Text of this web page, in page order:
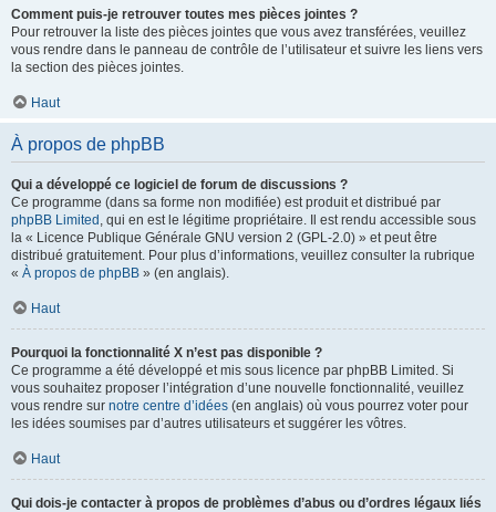
Comment puis-je retrouver toutes mes pièces jointes ?
Pour retrouver la liste des pièces jointes que vous avez transférées, veuillez
vous rendre dans le panneau de contrôle de l’utilisateur et suivre les liens vers
la section des pièces jointes.
Haut
À propos de phpBB
Qui a développé ce logiciel de forum de discussions ?
Ce programme (dans sa forme non modifiée) est produit et distribué par
phpBB Limited , qui en est le légitime propriétaire. Il est rendu accessible sous
la « Licence Publique Générale GNU version 2 (GPL-2.0) » et peut être
distribué gratuitement. Pour plus d’informations, veuillez consulter la rubrique
« À propos de phpBB » (en anglais).
Haut
Pourquoi la fonctionnalité X n’est pas disponible ?
Ce programme a été développé et mis sous licence par phpBB Limited. Si
vous souhaitez proposer l’intégration d’une nouvelle fonctionnalité, veuillez
vous rendre sur notre centre d’idées (en anglais) où vous pourrez voter pour
les idées soumises par d’autres utilisateurs et suggérer les vôtres.
Haut
Qui dois-je contacter à propos de problèmes d’abus ou d’ordres légaux liés